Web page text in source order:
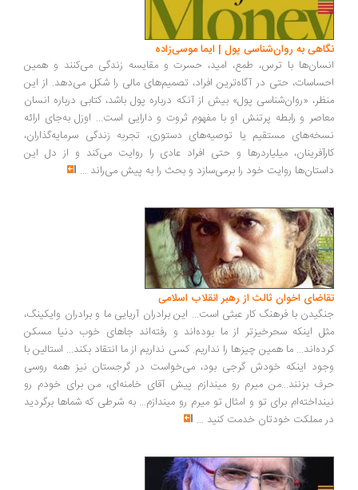
به روان‌شناسی پول | ایما موسی‌زاده
با ترس، طمع، امید، حسرت و مقایسه زندگی می‌کنند و همین
حتی در آگاه‌ترین افراد، تصمیم‌های مالی را شکل می‌دهد. از این
«روان‌شناسی پول» بیش از آنکه درباره پول باشد، کتابی درباره انسان
و رابطه پرتنش او با مفهوم ثروت و دارایی است... اوزل به‌جای ارائه
مستقیم یا توصیه‌های دستوری، تجربه زندگی سرمایه‌گذاران،
میلیاردرها و حتی افراد عادی را روایت می‌کند و از دل این
روایت خود را برمی‌سازد و بحث را به پیش می‌راند ...
اخوان ثالث از رهبر انقلاب اسلامی
با فرهنگ کار عبثی است... این برادران آریایی ما و برادران وایکینگ،
اینکه سحرخیزتر از ما بوده‌اند و رفته‌اند جاهای خوب دنیا مسکن
ما همین چیزها را نداریم. کسی نداریم از ما انتقاد بکند... استالین با
اینکه خودش گرجی بود، می‌خواست در گرجستان نیز همه روسی
بزنند...من میرم رو میندازم پیش آقای خامنه‌ای، من برای خودم رو
برای تو و امثال تو میرم رو میندازم... به شرطی که شماها برگردید
مملکت خودتان خدمت کنید...